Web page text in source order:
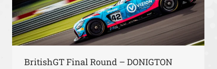
BritishGT Final Round – DONIGTON